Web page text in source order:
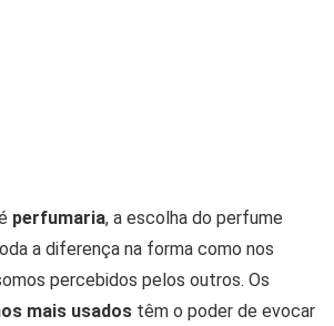
perfumaria, a escolha do perfume
a diferença na forma como nos
percebidos pelos outros. Os
mais usados têm o poder de evocar